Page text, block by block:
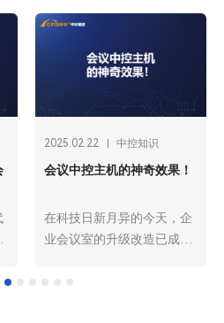
2024.11.10 其他知识
电源时序器厂家选择指南
电源时序器的选择对于保障
电子设备的正常运行至关重
考虑技术实力、产品品质、
在高